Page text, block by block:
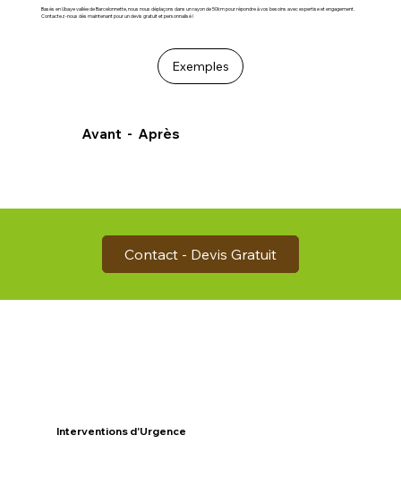
Avant - Après
Basés en Ubaye vallée de Barcelonnette, nous nous déplaçons dans un rayon de 50km pour répondre à vos besoins avec expertise et engagement.
Contactez-nous dès maintenant pour un devis gratuit et personnalisé !
Exemples
Contact - Devis Gratuit
Interventions d'Urgence